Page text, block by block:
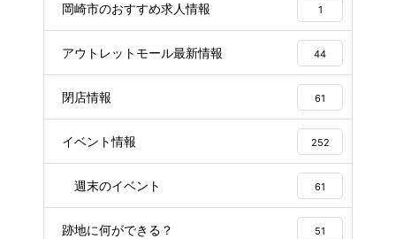
岡崎市のおすすめ求人情報 1
アウトレットモール最新情報 44
閉店情報 61
イベント情報 252
週末のイベント 61
跡地に何ができる？ 51